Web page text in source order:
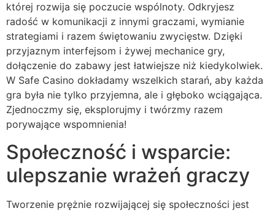
której rozwija się poczucie wspólnoty. Odkryjesz
radość w komunikacji z innymi graczami, wymianie
strategiami i razem świętowaniu zwycięstw. Dzięki
przyjaznym interfejsom i żywej mechanice gry,
dołączenie do zabawy jest łatwiejsze niż kiedykolwiek.
W Safe Casino dokładamy wszelkich starań, aby każda
gra była nie tylko przyjemna, ale i głęboko wciągająca.
Zjednoczmy się, eksplorujmy i twórzmy razem
porywające wspomnienia!
Społeczność i wsparcie:
ulepszanie wrażeń graczy
Tworzenie prężnie rozwijającej się społeczności jest